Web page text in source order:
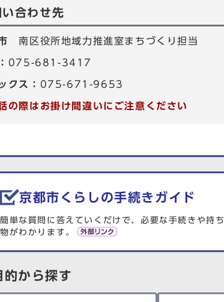
い合わせ先
市南区役所地域力推進室まちづくり担当
075-681-3417
クス： 075-671-9653
の際はお掛け間違いにご注意ください
報を探す
京都市くらしの手続きガイド
簡単な質問に答えていくだけで、必要な手続きや持ち
物がわかります。
的から探す